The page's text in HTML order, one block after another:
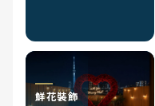
鮮花裝飾